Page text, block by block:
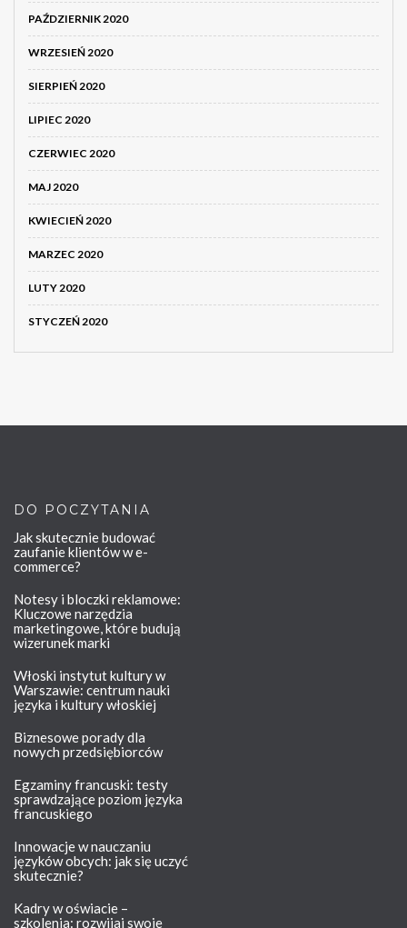
PAŹDZIERNIK 2020
WRZESIEŃ 2020
SIERPIEŃ 2020
LIPIEC 2020
CZERWIEC 2020
MAJ 2020
KWIECIEŃ 2020
MARZEC 2020
LUTY 2020
STYCZEŃ 2020
DO POCZYTANIA
Jak skutecznie budować
zaufanie klientów w e-
commerce?
Notesy i bloczki reklamowe:
Kluczowe narzędzia
marketingowe, które budują
wizerunek marki
Włoski instytut kultury w
Warszawie: centrum nauki
języka i kultury włoskiej
Biznesowe porady dla
nowych przedsiębiorców
Egzaminy francuski: testy
sprawdzające poziom języka
francuskiego
Innowacje w nauczaniu
języków obcych: jak się uczyć
skutecznie?
Kadry w oświacie –
szkolenia: rozwijaj swoje